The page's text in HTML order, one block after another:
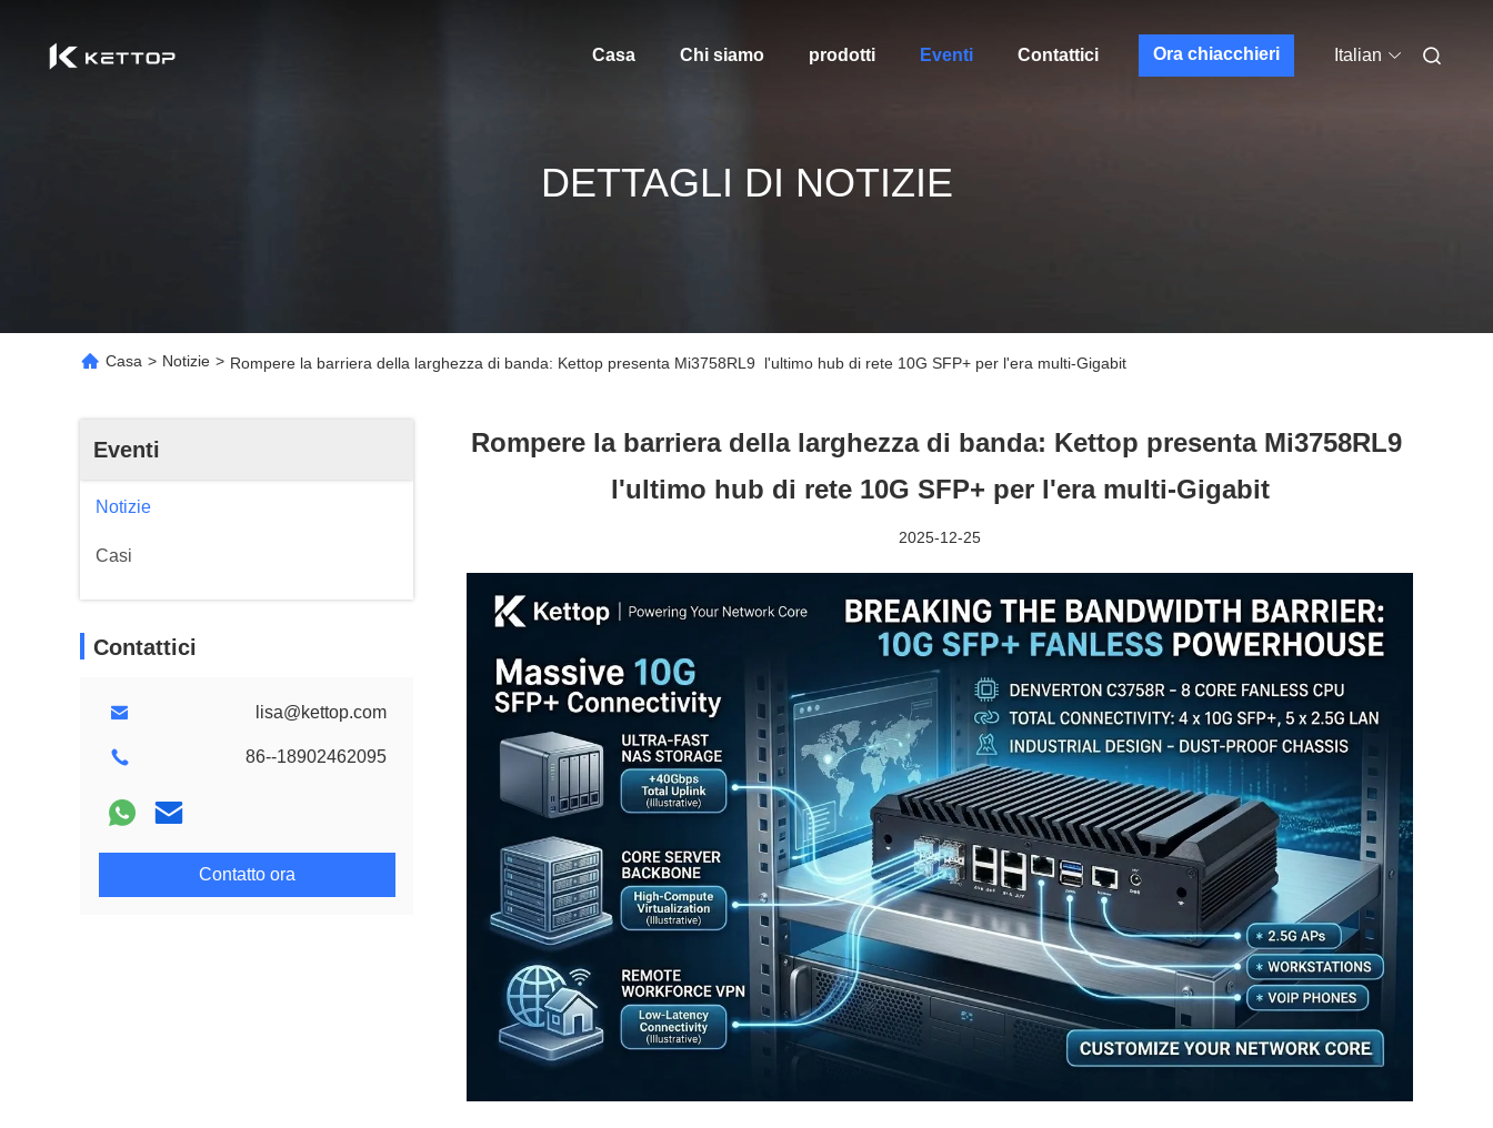
Casa Chi siamo prodotti Eventi Contattici Ora chiacchieri Italian
DETTAGLI DI NOTIZIE
Casa > Notizie > Rompere la barriera della larghezza di banda: Kettop presenta Mi3758RL9  l'ultimo hub di rete 10G SFP+ per l'era multi-Gigabit
Eventi
Notizie
Casi
Contattici
lisa@kettop.com
86--18902462095
Contatto ora
Rompere la barriera della larghezza di banda: Kettop presenta Mi3758RL9 
l'ultimo hub di rete 10G SFP+ per l'era multi-Gigabit
2025-12-25